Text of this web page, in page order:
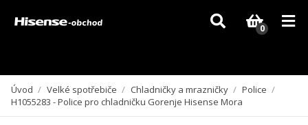
Vzhledem k aktuální situaci se může dodání dílů, které nejsou skladem,
zpozdit. Děkujeme za pochopení.
0
Úvod / Velké spotřebiče / Chladničky a mrazničky / Police /
H1055283 - Police pro chladničku Gorenje Hisense Mora